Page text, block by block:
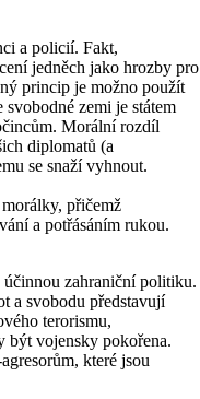
a policií. Fakt,
jedněch jako hrozby pro
princip je možno použít
zemi je státem
Morální rozdíl
diplomatů (a
se snaží vyhnout.
přičemž
a potřásáním rukou.
zahraniční politiku.
a svobodu představují
terorismu,
být vojensky pokořena.
které jsou